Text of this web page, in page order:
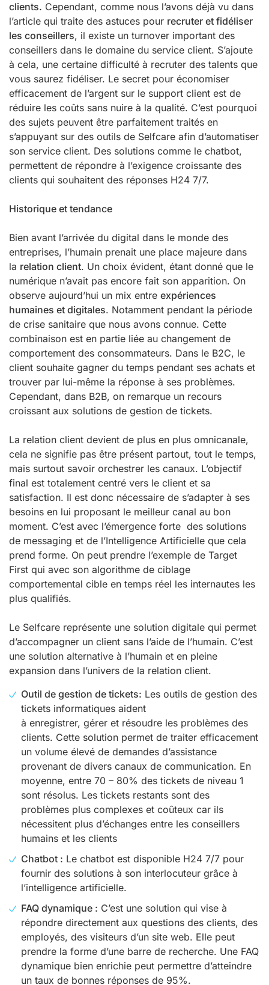
clients. Cependant, comme nous l’avons déjà vu dans
l’article qui traite des astuces pour recruter et fidéliser
les conseillers, il existe un turnover important des
conseillers dans le domaine du service client. S’ajoute
à cela, une certaine difficulté à recruter des talents que
vous saurez fidéliser. Le secret pour économiser
efficacement de l’argent sur le support client est de
réduire les coûts sans nuire à la qualité. C’est pourquoi
des sujets peuvent être parfaitement traités en
s’appuyant sur des outils de Selfcare afin d’automatiser
son service client. Des solutions comme le chatbot,
permettent de répondre à l’exigence croissante des
clients qui souhaitent des réponses H24 7/7.
Historique et tendance
Bien avant l’arrivée du digital dans le monde des
entreprises, l’humain prenait une place majeure dans
la relation client. Un choix évident, étant donné que le
numérique n’avait pas encore fait son apparition. On
observe aujourd’hui un mix entre expériences
humaines et digitales. Notamment pendant la période
de crise sanitaire que nous avons connue. Cette
combinaison est en partie liée au changement de
comportement des consommateurs. Dans le B2C, le
client souhaite gagner du temps pendant ses achats et
trouver par lui-même la réponse à ses problèmes.
Cependant, dans B2B, on remarque un recours
croissant aux solutions de gestion de tickets.
La relation client devient de plus en plus omnicanale,
cela ne signifie pas être présent partout, tout le temps,
mais surtout savoir orchestrer les canaux. L’objectif
final est totalement centré vers le client et sa
satisfaction. Il est donc nécessaire de s’adapter à ses
besoins en lui proposant le meilleur canal au bon
moment. C’est avec l’émergence forte des solutions
de messaging et de l’Intelligence Artificielle que cela
prend forme. On peut prendre l’exemple de Target
First qui avec son algorithme de ciblage
comportemental cible en temps réel les internautes les
plus qualifiés.
Le Selfcare représente une solution digitale qui permet
d’accompagner un client sans l’aide de l’humain. C’est
une solution alternative à l’humain et en pleine
expansion dans l’univers de la relation client.
Outil de gestion de tickets: Les outils de gestion des
tickets informatiques aident
à enregistrer, gérer et résoudre les problèmes des
clients. Cette solution permet de traiter efficacement
un volume élevé de demandes d’assistance
provenant de divers canaux de communication. En
moyenne, entre 70 – 80% des tickets de niveau 1
sont résolus. Les tickets restants sont des
problèmes plus complexes et coûteux car ils
nécessitent plus d’échanges entre les conseillers
humains et les clients
Chatbot : Le chatbot est disponible H24 7/7 pour
fournir des solutions à son interlocuteur grâce à
l’intelligence artificielle.
FAQ dynamique : C’est une solution qui vise à
répondre directement aux questions des clients, des
employés, des visiteurs d’un site web. Elle peut
prendre la forme d’une barre de recherche. Une FAQ
dynamique bien enrichie peut permettre d’atteindre
un taux de bonnes réponses de 95%.